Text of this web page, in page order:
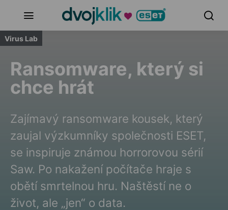
Virus Lab
Ransomware, který si
chce hrát
Zajímavý ransomware kousek, který
zaujal výzkumníky společnosti ESET,
se inspiruje známou horrorovou sérií
Saw. Po nakažení počítače hraje s
obětí smrtelnou hru. Naštěstí ne o
život, ale „jen“ o data.